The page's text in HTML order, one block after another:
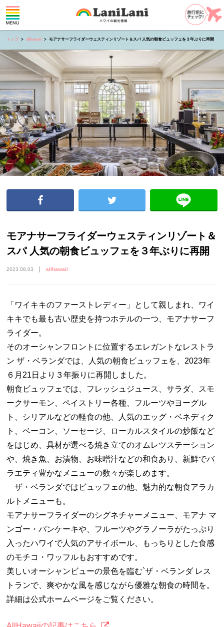
トップ allhawaii モアナサーフライダーウェスティンリゾート＆スパ 人気の朝食ビュッフェを３年ぶりに再開
モアナサーフライダーウェスティンリゾート＆
スパ 人気の朝食ビュッフェを３年ぶりに再開
2023.08.03 allhawaii
「ワイキキのファーストレディー」として親しまれ、ワイ
キキでも最も古い歴史を持つホテルの一つ、モアナサーフ
ライダー。
そのオーシャンフロントに位置するエレガントなレストラ
ン ザ・ベランダでは、人気の朝食ビュッフェを、2023年
６月21日より３年振りに再開しました。
朝食ビュッフェでは、フレッシュジュース、サラダ、スモ
ークサーモン、ペイストリー各種、フルーツやヨーグル
ト、シリアルなどの軽食の他、人気のエッグ・ベネディク
ト、ベーコン、ソーセージ、ローカルスタイルの炒飯など
をはじめ、具材が選べる焼き立てのオムレツステーション
や、焼き魚、お漬物、お味噌汁などの和食あり、新鮮でバ
ラエティ豊かなメニューの数々が楽しめます。
ザ・ベランダではビュッフェの他、魅力的な朝食アラカ
ルトメニューも。
モアナサーフライダーのシグネチャーメニュー、モアナ マ
ンゴー・パンケーキや、フルーツやグラノーラがたっぷり
入ったハワイで人気のアサイボール、もっちりとした食感
のモチコ・ワッフルもおすすめです。
美しいオーシャンビューの景色を臨む`ザ・ベランダ レス
トランで、爽やかな風を感じながら優雅な朝食の時間を。
詳細は公式ホームページをご覧ください。